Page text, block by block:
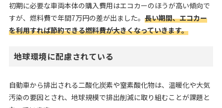
初期に必要な車両本体の購入費用はエコカーのほうが高い傾向で
すが、燃料費で年間7万円の差が出ました。 長い期間、エコカー
を利用すれば節約できる燃料費が大きくなっていきます。
地球環境に配慮されている
自動車から排出される二酸化炭素や窒素酸化物は、温暖化や大気
汚染の要因とされ、地球規模で排出削減に取り組むことが課題と